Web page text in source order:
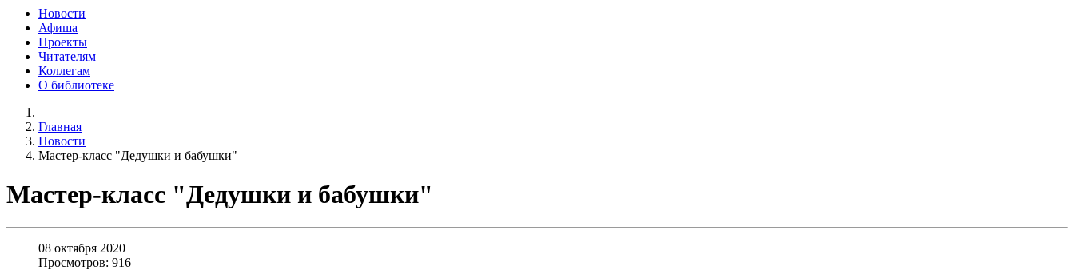
Новости
Афиша
Проекты
Читателям
Коллегам
О библиотеке
Главная
Новости
Мастер-класс "Дедушки и бабушки"
Мастер-класс "Дедушки и бабушки"
08 октября 2020
Просмотров: 916